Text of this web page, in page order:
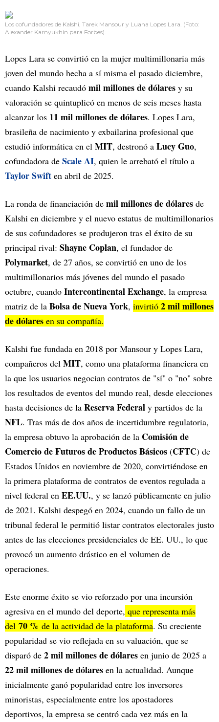
Los cofundadores de Kalshi, Tarek Mansour y Luana Lopes Lara. (Foto:
Alexander Karnyukhin para Forbes).
Lopes Lara se convirtió en la mujer multimillonaria más
joven del mundo hecha a sí misma el pasado diciembre,
cuando Kalshi recaudó mil millones de dólares y su
valoración se quintuplicó en menos de seis meses hasta
alcanzar los 11 mil millones de dólares. Lopes Lara,
brasileña de nacimiento y exbailarina profesional que
estudió informática en el MIT, destronó a Lucy Guo,
cofundadora de Scale AI, quien le arrebató el título a
Taylor Swift en abril de 2025.
La ronda de financiación de mil millones de dólares de
Kalshi en diciembre y el nuevo estatus de multimillonarios
de sus cofundadores se produjeron tras el éxito de su
principal rival: Shayne Coplan, el fundador de
Polymarket, de 27 años, se convirtió en uno de los
multimillonarios más jóvenes del mundo el pasado
octubre, cuando Intercontinental Exchange, la empresa
matriz de la Bolsa de Nueva York, invirtió 2 mil millones
de dólares en su compañía.
Kalshi fue fundada en 2018 por Mansour y Lopes Lara,
compañeros del MIT, como una plataforma financiera en
la que los usuarios negocian contratos de "sí" o "no" sobre
los resultados de eventos del mundo real, desde elecciones
hasta decisiones de la Reserva Federal y partidos de la
NFL. Tras más de dos años de incertidumbre regulatoria,
la empresa obtuvo la aprobación de la Comisión de
Comercio de Futuros de Productos Básicos (CFTC) de
Estados Unidos en noviembre de 2020, convirtiéndose en
la primera plataforma de contratos de eventos regulada a
nivel federal en EE.UU., y se lanzó públicamente en julio
de 2021. Kalshi despegó en 2024, cuando un fallo de un
tribunal federal le permitió listar contratos electorales justo
antes de las elecciones presidenciales de EE. UU., lo que
provocó un aumento drástico en el volumen de
operaciones.
Este enorme éxito se vio reforzado por una incursión
agresiva en el mundo del deporte, que representa más
del 70 % de la actividad de la plataforma. Su creciente
popularidad se vio reflejada en su valuación, que se
disparó de 2 mil millones de dólares en junio de 2025 a
22 mil millones de dólares en la actualidad. Aunque
inicialmente ganó popularidad entre los inversores
minoristas, especialmente entre los apostadores
deportivos, la empresa se centró cada vez más en la